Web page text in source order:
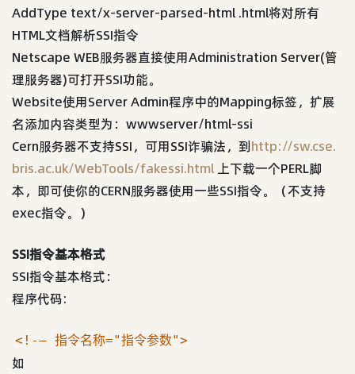
AddType text/x-server-parsed-html .html将对所有
HTML文档解析SSI指令
Netscape WEB服务器直接使用Administration Server(管
理服务器)可打开SSI功能。
Website使用Server Admin程序中的Mapping标签，扩展
名添加内容类型为：wwwserver/html-ssi
Cern服务器不支持SSI，可用SSI诈骗法，到http://sw.cse.
bris.ac.uk/WebTools/fakessi.html 上下载一个PERL脚
本，即可使你的CERN服务器使用一些SSI指令。（不支持
exec指令。）
SSI指令基本格式
SSI指令基本格式：
程序代码:
<!-– 指令名称="指令参数">
如